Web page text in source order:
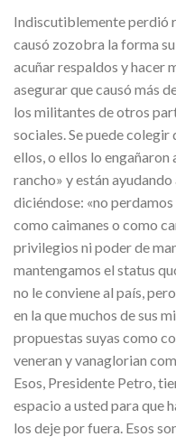
Indiscutiblemente perdió
causó zozobra la forma
acuñar respaldos y hacer
asegurar que causó más
los militantes de otros
sociales. Se puede colegir
ellos, o ellos lo engañaron
rancho» y están
diciéndose: «no
como caimanes o como
privilegios ni poder de
mantengamos el status
no le conviene al país,
en la que muchos de sus
propuestas suyas como
veneran y vanaglorian
Esos, Presidente Petro,
espacio a usted para que
los deje por fuera. Esos